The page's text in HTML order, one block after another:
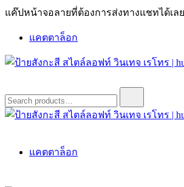
Skip
แค๊ปหน้าจอลายที่ต้องการส่งทางแชทได้เล
แคตตาล็อก
ป้ายสังกะสี สไตล์ลอฟท์ วินเทจ เรโทร |
ป้ายวินเทจ แต่งบ้าน ร้านกาแฟ ผับ โรงแร
for:
แคตตาล็อก